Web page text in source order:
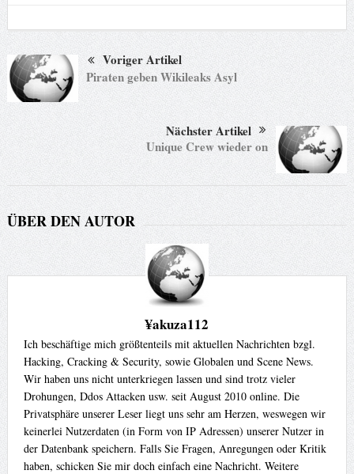
Voriger Artikel
Piraten geben Wikileaks Asyl
Nächster Artikel
Unique Crew wieder on
ÜBER DEN AUTOR
¥akuza112
Ich beschäftige mich größtenteils mit aktuellen Nachrichten bzgl.
Hacking, Cracking & Security, sowie Globalen und Scene News.
Wir haben uns nicht unterkriegen lassen und sind trotz vieler
Drohungen, Ddos Attacken usw. seit August 2010 online. Die
Privatsphäre unserer Leser liegt uns sehr am Herzen, weswegen wir
keinerlei Nutzerdaten (in Form von IP Adressen) unserer Nutzer in
der Datenbank speichern. Falls Sie Fragen, Anregungen oder Kritik
haben, schicken Sie mir doch einfach eine Nachricht. Weitere